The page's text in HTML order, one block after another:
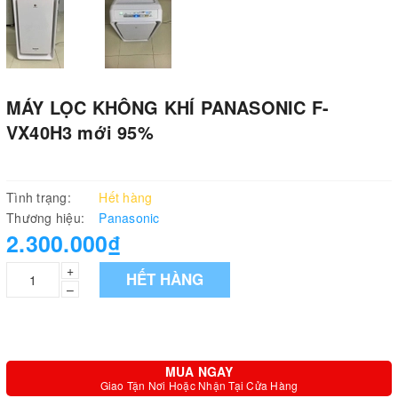
MÁY LỌC KHÔNG KHÍ PANASONIC F-
VX40H3 mới 95%
Tình trạng:
Hết hàng
Thương hiệu:
Panasonic
2.300.000₫
+
–
HẾT HÀNG
MUA NGAY
Giao Tận Nơi Hoặc Nhận Tại Cửa Hàng